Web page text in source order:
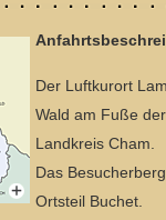
Der Luftkurort
Wald am Fuße
Landkreis Cham.
Das
Ortsteil Buchet.